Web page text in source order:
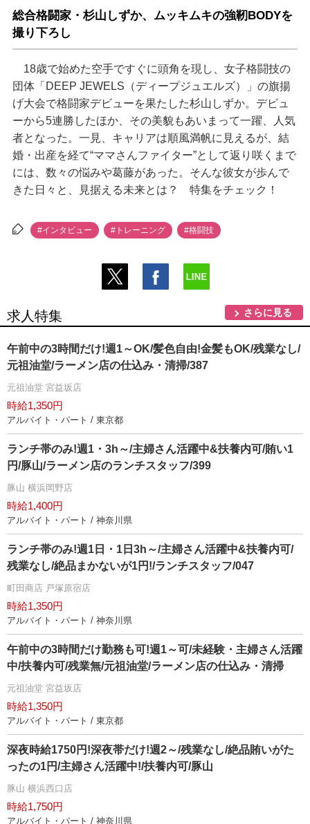
総合格闘家・杉山しずか、ムッキムキの強靭BODYを
撮り下ろし
18歳で始めた空手ですぐに頭角を現し、女子格闘技の
団体「DEEP JEWELS（ディープジュエルズ）」の旗揚
げ大会で格闘家デビューを果たした杉山しずか。デビュ
ーから5連勝したほか、その美貌もあいまって一躍、人気
者となった。一見、キャリアは順風満帆に見えるが、結
婚・出産を経て“ママさんファイター”として返り咲くまで
には、数々の悩みや葛藤があった。そんな彼女が歩んで
きた日々と、見据える未来とは？ 特集をチェック！
#インタビュー #トレーニング #格闘技
求人特集 さらに見る
午前中の3時間だけ!週1～OK/髪色自由!金髪もOK/残業なし/
元祖油堂/ラーメン店の仕込み・清掃/387
元祖油堂 宮益坂店
時給1,350円
アルバイト・パート / 東京都
ランチ帯のみ!週1・3h～/主婦さん活躍中&扶養内可/賄い1
円/豚山/ラーメン店のランチスタッフ/399
豚山 横浜岡野店
時給1,400円
アルバイト・パート / 神奈川県
ランチ帯のみ!週1日・1日3h～/主婦さん活躍中&扶養内可/
残業なし/絶品まかないが1円!/ランチスタッフ/047
町田商店 戸塚原宿店
時給1,350円
アルバイト・パート / 神奈川県
午前中の3時間だけ勤務も可!週1～可/未経験・主婦さん活躍
中/扶養内可/残業無/元祖油堂/ラーメン店の仕込み・清掃
元祖油堂 宮益坂店
時給1,350円
アルバイト・パート / 東京都
深夜時給1750円!深夜帯だけ!週2～/残業なし/絶品賄いがた
ったの1円/主婦さん活躍中!/扶養内可/豚山
豚山 横浜西口店
時給1,750円
アルバイト・パート / 神奈川県